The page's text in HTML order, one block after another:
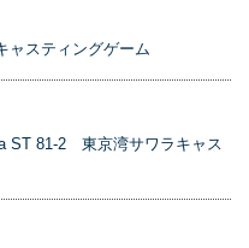
ャスティングゲーム
ST 81-2 東京湾サワラキャス